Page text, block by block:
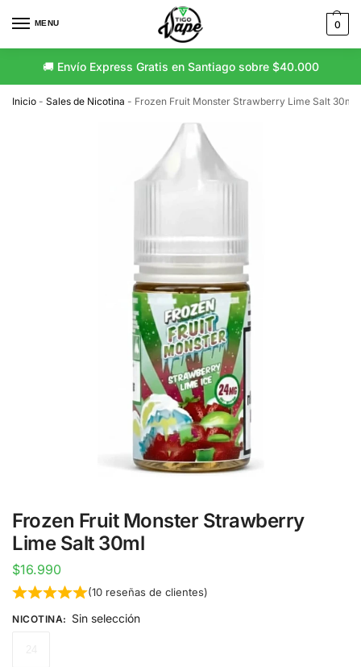
MENU 0
🚚 Envío Express Gratis en Santiago sobre $40.000
Inicio - Sales de Nicotina - Frozen Fruit Monster Strawberry Lime Salt 30ml
Frozen Fruit Monster Strawberry
Lime Salt 30ml
$16.990
(10reseñas de clientes)
NICOTINA: Sin selección